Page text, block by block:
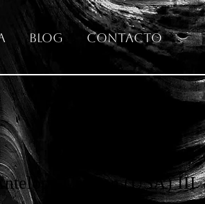
Blog Contacto
Antelope Canyon (USA) III